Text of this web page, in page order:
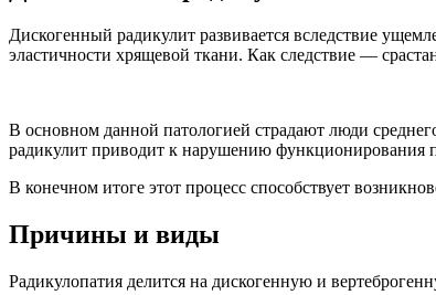
Дискогенный радикулит развивается вследствие
эластичности хрящевой ткани. Как следствие —
В основном данной патологией страдают люди
радикулит приводит к нарушению
В конечном итоге этот процесс способствует
Причины и виды
Радикулопатия делится на дискогенную и